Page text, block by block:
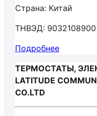
Страна: Китай
ТНВЭД: 9032108900
Подробнее
ТЕРМОСТАТЫ,
LATITUDE
CO.LTD